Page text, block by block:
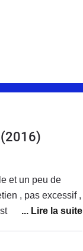
(2016)
et un peu de
, pas excessif ,
un peu chiant sur